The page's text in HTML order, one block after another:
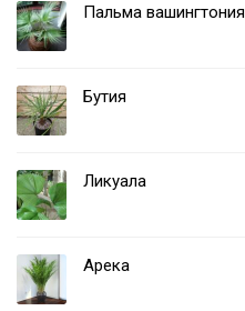
Пальма вашингтония
Бутия
Ликуала
Арека